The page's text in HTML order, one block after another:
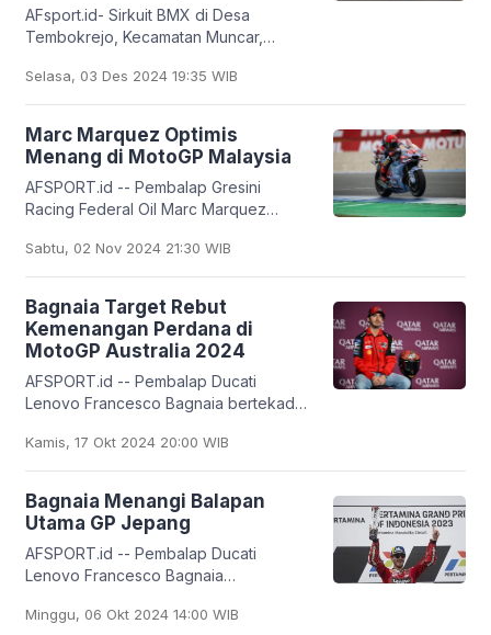
AFsport.id- Sirkuit BMX di Desa
Tembokrejo, Kecamatan Muncar,
mulai direvitalisasi dan bakal menjadi
arena supercross dengan
Selasa, 03 Des 2024 19:35 WIB
Marc Marquez Optimis
Menang di MotoGP Malaysia
AFSPORT.id -- Pembalap Gresini
Racing Federal Oil Marc Marquez
seri ke-19 musim 2024 di Sirkuit
Sepang, Malaysia pada Minggu
Sabtu, 02 Nov 2024 21:30 WIB
Bagnaia Target Rebut
Kemenangan Perdana di
MotoGP Australia 2024
AFSPORT.id -- Pembalap Ducati
Lenovo Francesco Bagnaia bertekad
pada Grand Prix Australia yang akan
digelar di Sirkuit Phillip
Kamis, 17 Okt 2024 20:00 WIB
Bagnaia Menangi Balapan
Utama GP Jepang
AFSPORT.id -- Pembalap Ducati
Lenovo Francesco Bagnaia
Sirkuit Motegi. Bagnaia memenangi
Minggu, 06 Okt 2024 14:00 WIB